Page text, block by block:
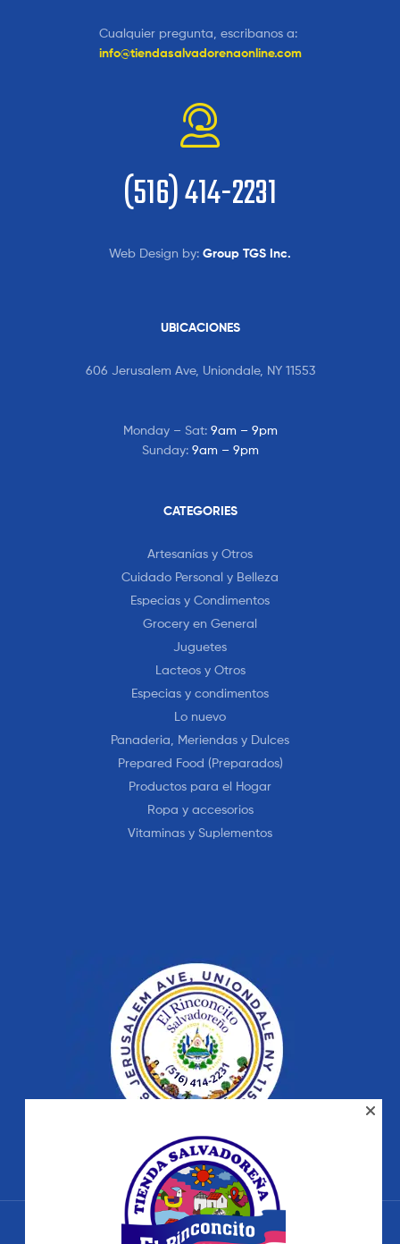
Cualquier pregunta, escribanos a:
info@tiendasalvadorenaonline.com
(516) 414-2231
Web Design by: Group TGS Inc.
UBICACIONES
606 Jerusalem Ave, Uniondale, NY 11553
Monday – Sat: 9am – 9pm
Sunday: 9am – 9pm
CATEGORIES
Artesanías y Otros
Cuidado Personal y Belleza
Especias y Condimentos
Grocery en General
Juguetes
Lacteos y Otros
Especias y condimentos
Lo nuevo
Panaderia, Meriendas y Dulces
Prepared Food (Preparados)
Productos para el Hogar
Ropa y accesorios
Vitaminas y Suplementos